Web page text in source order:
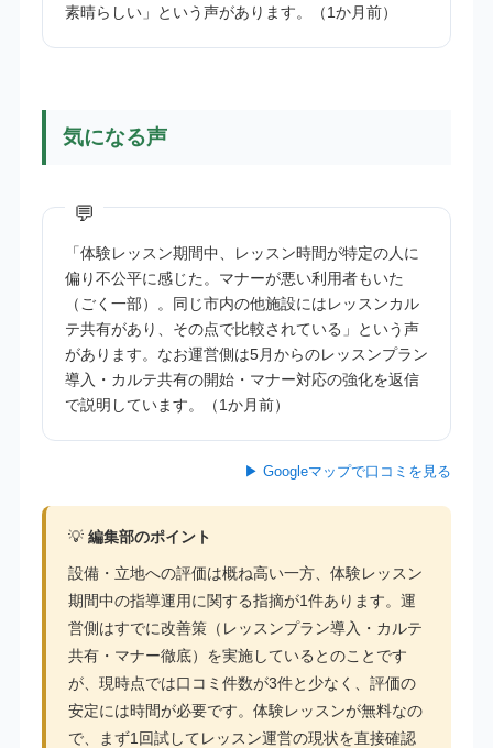
素晴らしい」という声があります。（1か月前）
気になる声
「体験レッスン期間中、レッスン時間が特定の人に
偏り不公平に感じた。マナーが悪い利用者もいた
（ごく一部）。同じ市内の他施設にはレッスンカル
テ共有があり、その点で比較されている」という声
があります。なお運営側は5月からのレッスンプラン
導入・カルテ共有の開始・マナー対応の強化を返信
で説明しています。（1か月前）
▶ Googleマップで口コミを見る
💡 編集部のポイント
設備・立地への評価は概ね高い一方、体験レッスン
期間中の指導運用に関する指摘が1件あります。運
営側はすでに改善策（レッスンプラン導入・カルテ
共有・マナー徹底）を実施しているとのことです
が、現時点では口コミ件数が3件と少なく、評価の
安定には時間が必要です。体験レッスンが無料なの
で、まず1回試してレッスン運営の現状を直接確認